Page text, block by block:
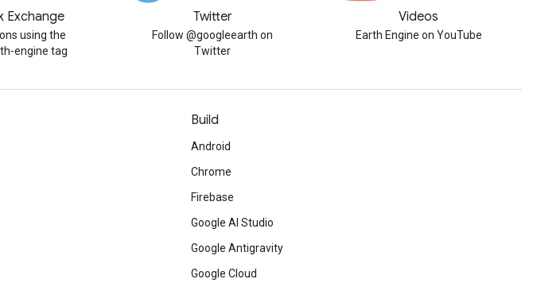
Exchange
using the
engine tag
Twitter
Follow @googleearth on
Twitter
Videos
Earth Engine on YouTube
Build
Android
Chrome
Firebase
Google AI Studio
Google Antigravity
Google Cloud